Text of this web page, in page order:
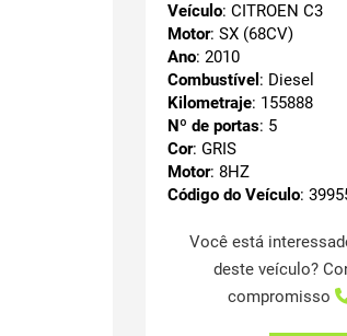
Veículo: CITROEN C3
Motor: SX (68CV)
Ano: 2010
Combustível : Diesel
Kilometraje: 155888
Nº de portas: 5
Cor: GRIS
Motor: 8HZ
Código do Veículo:
Você está
deste veículo?
compromisso